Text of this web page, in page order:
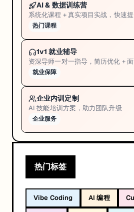
AI & 数据训练营
系统化课程 + 真实项目实战，快速
热门课程
1v1 就业辅导
资深导师一对一指导，简历优化 +
就业保障
企业内训定制
AI 技能培训方案，助力团队升级
企业服务
热门标签
Vibe Coding AI 编程